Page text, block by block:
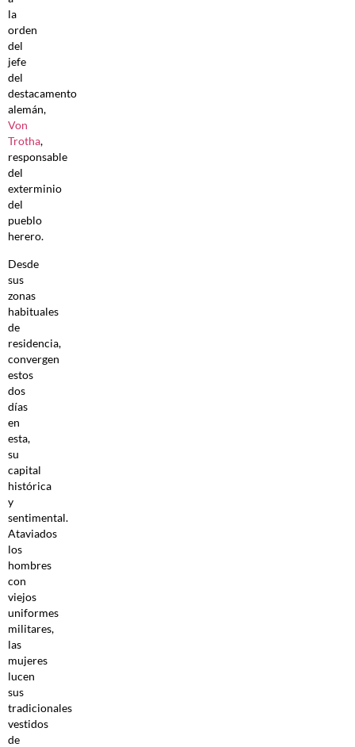
la
orden
del
jefe
del
destacamento
alemán,
Von
Trotha,
responsable
del
exterminio
del
pueblo
herero.
Desde
sus
zonas
habituales
de
residencia,
convergen
estos
dos
días
en
esta,
su
capital
histórica
y
sentimental.
Ataviados
los
hombres
con
viejos
uniformes
militares,
las
mujeres
lucen
sus
tradicionales
vestidos
de